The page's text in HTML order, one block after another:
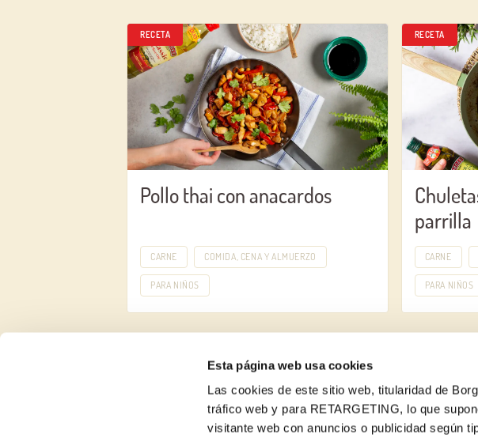
Esta página web usa cookies
Las cookies de este sitio web, titularidad de
tráfico web y para RETARGETING, lo que
visitante web con anuncios o publicidad según
RECETA
Pollo thai con anacardos
CARNE COMIDA, CENA Y ALMUERZO
PARA NIÑOS
RECETA
parrilla
CARNE
PARA NIÑOS